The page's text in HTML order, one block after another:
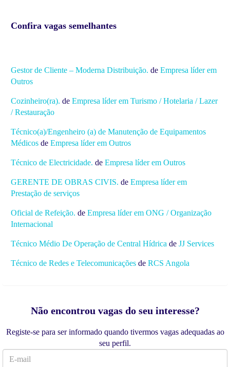
Confira vagas semelhantes
Gestor de Cliente – Moderna Distribuição. de Empresa líder em
Outros
Cozinheiro(ra). de Empresa líder em Turismo / Hotelaria / Lazer
/ Restauração
Técnico(a)/Engenheiro (a) de Manutenção de Equipamentos
Médicos de Empresa líder em Outros
Técnico de Electricidade. de Empresa líder em Outros
GERENTE DE OBRAS CIVIS. de Empresa líder em
Prestação de serviços
Oficial de Refeição. de Empresa líder em ONG / Organização
Internacional
Técnico Médio De Operação de Central Hídrica de JJ Services
Técnico de Redes e Telecomunicações de RCS Angola
Não encontrou vagas do seu interesse?
Registe-se para ser informado quando tivermos vagas adequadas ao
seu perfil.